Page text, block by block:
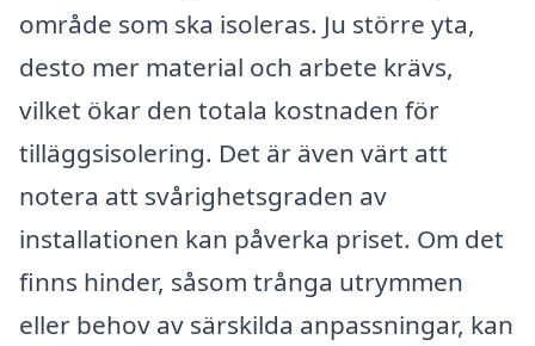
område som ska isoleras. Ju större yta,
desto mer material och arbete krävs,
vilket ökar den totala kostnaden för
tilläggsisolering. Det är även värt att
notera att svårighetsgraden av
installationen kan påverka priset. Om det
finns hinder, såsom trånga utrymmen
eller behov av särskilda anpassningar, kan